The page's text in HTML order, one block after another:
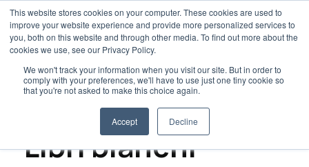
This website stores cookies on your computer. These cookies are used to
improve your website experience and provide more personalized services to
you, both on this website and through other media. To find out more about the
cookies we use, see our Privacy Policy.
We won't track your information when you visit our site. But in order to
comply with your preferences, we'll have to use just one tiny cookie so
that you're not asked to make this choice again.
Accept Decline
Acquisti Sintetizzati
Libri bianchi